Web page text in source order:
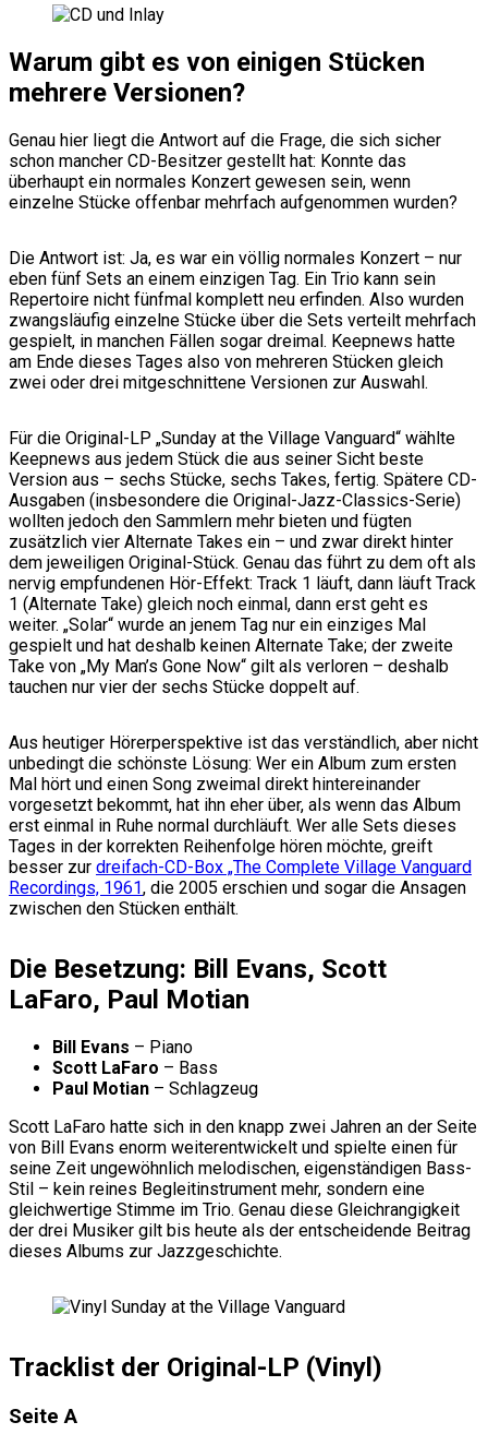
Warum gibt es von einigen Stücken
mehrere Versionen?
Genau hier liegt die Antwort auf die Frage, die sich sicher
schon mancher CD-Besitzer gestellt hat: Konnte das
überhaupt ein normales Konzert gewesen sein, wenn
einzelne Stücke offenbar mehrfach aufgenommen wurden?
Die Antwort ist: Ja, es war ein völlig normales Konzert – nur
eben fünf Sets an einem einzigen Tag. Ein Trio kann sein
Repertoire nicht fünfmal komplett neu erfinden. Also wurden
zwangsläufig einzelne Stücke über die Sets verteilt mehrfach
gespielt, in manchen Fällen sogar dreimal. Keepnews hatte
am Ende dieses Tages also von mehreren Stücken gleich
zwei oder drei mitgeschnittene Versionen zur Auswahl.
Für die Original-LP „Sunday at the Village Vanguard“ wählte
Keepnews aus jedem Stück die aus seiner Sicht beste
Version aus – sechs Stücke, sechs Takes, fertig. Spätere CD-
Ausgaben (insbesondere die Original-Jazz-Classics-Serie)
wollten jedoch den Sammlern mehr bieten und fügten
zusätzlich vier Alternate Takes ein – und zwar direkt hinter
dem jeweiligen Original-Stück. Genau das führt zu dem oft als
nervig empfundenen Hör-Effekt: Track 1 läuft, dann läuft Track
1 (Alternate Take) gleich noch einmal, dann erst geht es
weiter. „Solar“ wurde an jenem Tag nur ein einziges Mal
gespielt und hat deshalb keinen Alternate Take; der zweite
Take von „My Man’s Gone Now“ gilt als verloren – deshalb
tauchen nur vier der sechs Stücke doppelt auf.
Aus heutiger Hörerperspektive ist das verständlich, aber nicht
unbedingt die schönste Lösung: Wer ein Album zum ersten
Mal hört und einen Song zweimal direkt hintereinander
vorgesetzt bekommt, hat ihn eher über, als wenn das Album
erst einmal in Ruhe normal durchläuft. Wer alle Sets dieses
Tages in der korrekten Reihenfolge hören möchte, greift
besser zur dreifach-CD-Box „The Complete Village Vanguard
Recordings, 1961, die 2005 erschien und sogar die Ansagen
zwischen den Stücken enthält.
Die Besetzung: Bill Evans, Scott
LaFaro, Paul Motian
Bill Evans – Piano
Scott LaFaro – Bass
Paul Motian – Schlagzeug
Scott LaFaro hatte sich in den knapp zwei Jahren an der Seite
von Bill Evans enorm weiterentwickelt und spielte einen für
seine Zeit ungewöhnlich melodischen, eigenständigen Bass-
Stil – kein reines Begleitinstrument mehr, sondern eine
gleichwertige Stimme im Trio. Genau diese Gleichrangigkeit
der drei Musiker gilt bis heute als der entscheidende Beitrag
dieses Albums zur Jazzgeschichte.
Tracklist der Original-LP (Vinyl)
Seite A